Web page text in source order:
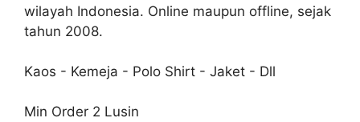
wilayah Indonesia. Online maupun offline, sejak
tahun 2008.
Kaos - Kemeja - Polo Shirt - Jaket - Dll
Min Order 2 Lusin